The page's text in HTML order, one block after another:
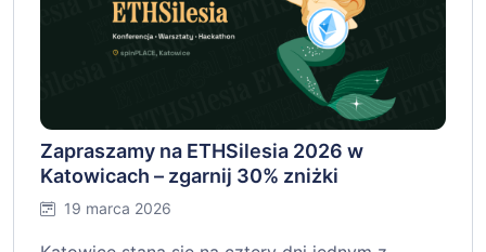
Zapraszamy na ETHSilesia 2026 w
Katowicach – zgarnij 30% zniżki
19 marca 2026